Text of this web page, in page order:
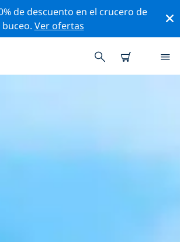
de descuento en el crucero de
buceo. Ver ofertas